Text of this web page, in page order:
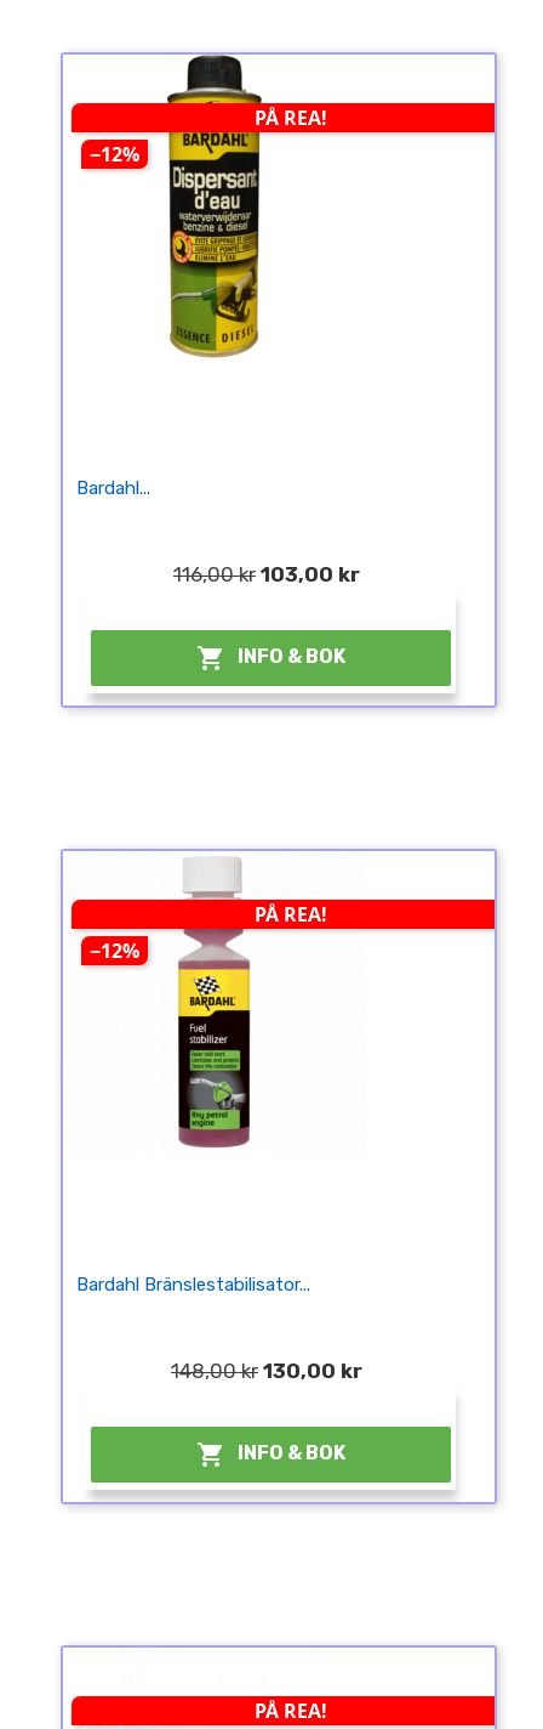
PÅ REA!
−12%
Bardahl...
116,00 kr 103,00 kr
 INFO & BOK
PÅ REA!
−12%
Bardahl Bränslestabilisator...
148,00 kr 130,00 kr
 INFO & BOK
PÅ REA!